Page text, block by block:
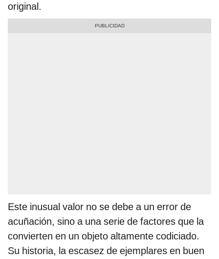
original.
Este inusual valor no se debe a un error de
acuñación, sino a una serie de factores que la
convierten en un objeto altamente codiciado.
Su historia, la escasez de ejemplares en buen